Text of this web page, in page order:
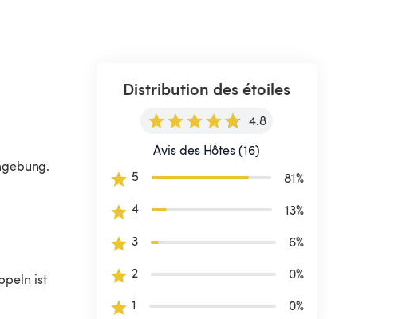
ist
Distribution des étoiles
4.8
Avis des Hôtes (16)
5
81%
4
13%
3
6%
2
0%
1
0%